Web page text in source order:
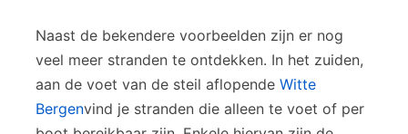
Naast de bekendere voorbeelden zijn er nog
veel meer stranden te ontdekken. In het zuiden,
aan de voet van de steil aflopende Witte
Bergenvind je stranden die alleen te voet of per